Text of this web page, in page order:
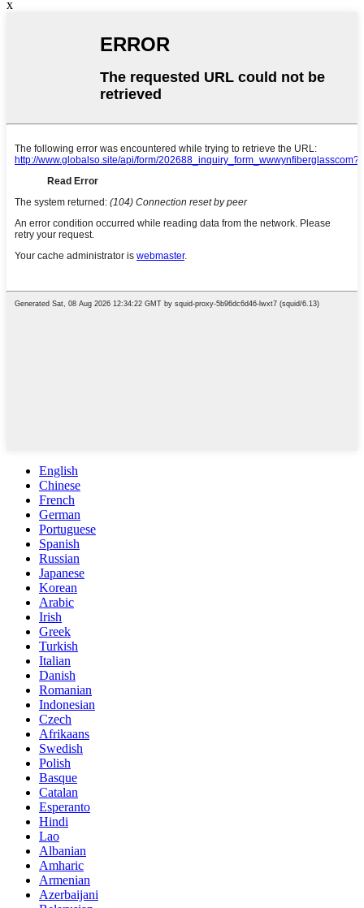
x
English
Chinese
French
German
Portuguese
Spanish
Russian
Japanese
Korean
Arabic
Irish
Greek
Turkish
Italian
Danish
Romanian
Indonesian
Czech
Afrikaans
Swedish
Polish
Basque
Catalan
Esperanto
Hindi
Lao
Albanian
Amharic
Armenian
Azerbaijani